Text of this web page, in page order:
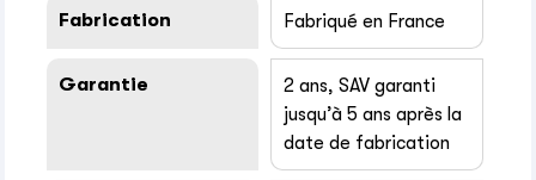
Fabrication Fabriqué en France
Garantie
2 ans, SAV garanti
jusqu’à 5 ans après la
date de fabrication